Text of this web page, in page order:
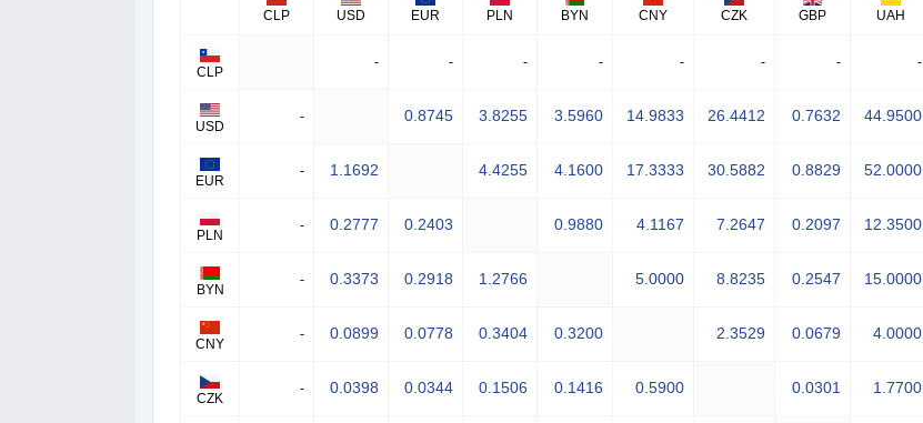
CLP USD EUR PLN BYN CNY CZK GBP UAH
CLP
- - - - - - - -
USD
- 0.8745 3.8255 3.5960 14.9833 26.4412 0.7632 44.9500
EUR
- 1.1692 4.4255 4.1600 17.3333 30.5882 0.8829 52.0000
PLN
- 0.2777 0.2403 0.9880 4.1167 7.2647 0.2097 12.3500
BYN
- 0.3373 0.2918 1.2766 5.0000 8.8235 0.2547 15.0000
CNY
- 0.0899 0.0778 0.3404 0.3200 2.3529 0.0679 4.0000
CZK
- 0.0398 0.0344 0.1506 0.1416 0.5900 0.0301 1.7700